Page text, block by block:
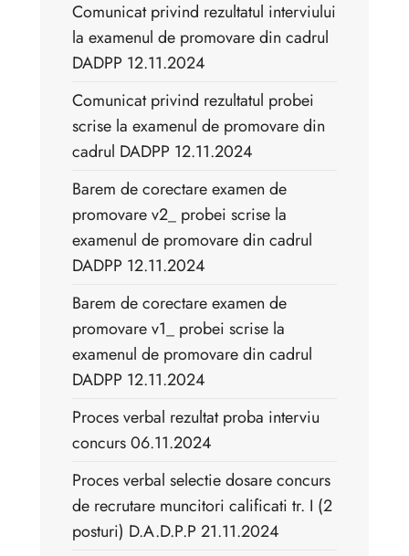
Comunicat privind rezultatul interviului
la examenul de promovare din cadrul
DADPP 12.11.2024
Comunicat privind rezultatul probei
scrise la examenul de promovare din
cadrul DADPP 12.11.2024
Barem de corectare examen de
promovare v2_ probei scrise la
examenul de promovare din cadrul
DADPP 12.11.2024
Barem de corectare examen de
promovare v1_ probei scrise la
examenul de promovare din cadrul
DADPP 12.11.2024
Proces verbal rezultat proba interviu
concurs 06.11.2024
Proces verbal selectie dosare concurs
de recrutare muncitori calificati tr. I (2
posturi) D.A.D.P.P 21.11.2024